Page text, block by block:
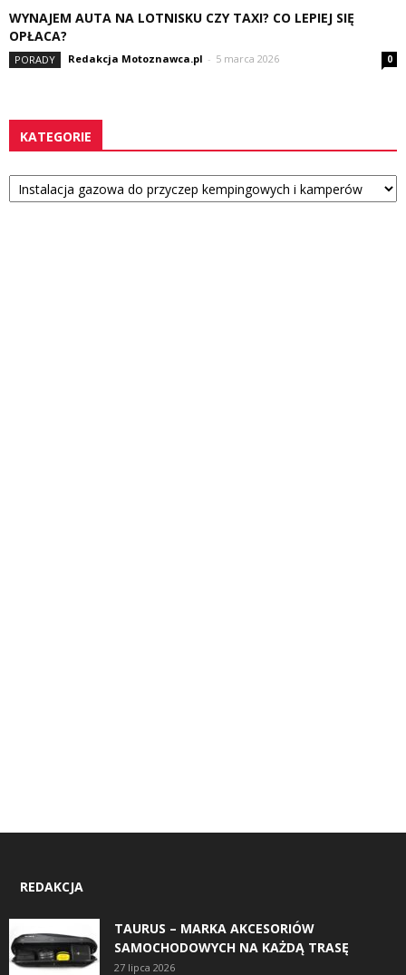
WYNAJEM AUTA NA LOTNISKU CZY TAXI? CO LEPIEJ SIĘ
OPŁACA?
PORADY Redakcja Motoznawca.pl - 5 marca 2026 0
KATEGORIE
Kategorie
REDAKCJA
TAURUS – MARKA AKCESORIÓW
SAMOCHODOWYCH NA KAŻDĄ TRASĘ
27 lipca 2026